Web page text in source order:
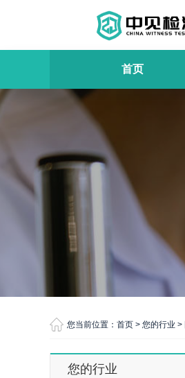
首页
您当前位置： 首页 > 您的行业 >
您的行业